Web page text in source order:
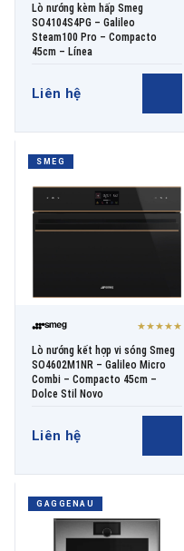
Lò nướng kèm hấp Smeg
SO4104S4PG – Galileo
Steam100 Pro – Compacto
45cm – Línea
Liên hệ
SMEG
★★★★★
Lò nướng kết hợp vi sóng Smeg
SO4602M1NR – Galileo Micro
Combi – Compacto 45cm –
Dolce Stil Novo
Liên hệ
GAGGENAU